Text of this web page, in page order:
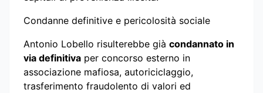
Condanne definitive e pericolosità sociale
Antonio Lobello risulterebbe già condannato in
via definitiva per concorso esterno in
associazione mafiosa, autoriciclaggio,
trasferimento fraudolento di valori ed